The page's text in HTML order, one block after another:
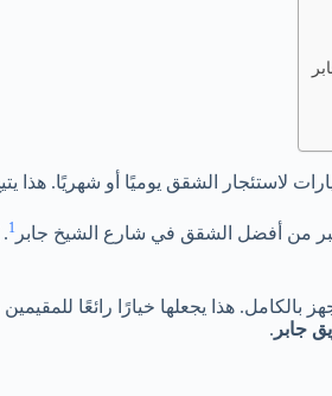
لاستئجار الشقق يوميًا أو شهريًا. هذا
من أفضل الشقق في شارع الشيخ جابر 1
هذا يجعلها خيارًا رائعًا للمقيمين
جابر .